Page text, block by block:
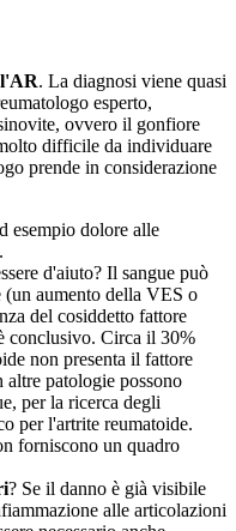
l'AR. La diagnosi viene quasi
esperto,
ovvero il gonfiore
difficile da individuare
prende in considerazione
esempio dolore alle
d'aiuto? Il sangue può
aumento della VES o
del cosiddetto fattore
conclusivo. Circa il 30%
non presenta il fattore
altre patologie possono
per la ricerca degli
per l'artrite reumatoide.
forniscono un quadro
? Se il danno è già visibile
alle articolazioni